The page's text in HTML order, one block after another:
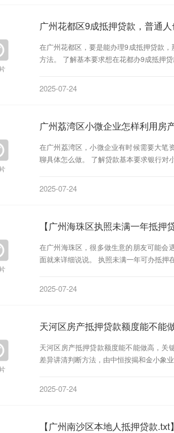
广州花都区9成抵押贷款，普通
在广州花都区，要是能办理9成抵押贷款
方法。 了解基本要求想在花都办9成抵押
2025-07-24
广州荔湾区小微企业怎样利用房
在广州荔湾区，小微企业有时候需要大笔
聊具体怎么做。 了解贷款基本要求银行对
2025-07-24
【广州海珠区执照未满一年抵押
在广州海珠区，很多做生意的朋友可能会
面就来详细说说。 执照未满一年可办抵押
2025-07-24
天河区房产抵押贷款额度能不能
天河区房产抵押贷款额度能不能做高，关
差异讲清判断方法，由中恒按揭和金小象
2025-07-24
【广州南沙区本地人抵押贷款.txt】